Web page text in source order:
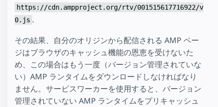
https://cdn.ampproject.org/rtv/001515617716922/v
0.js .
その結果、自分のオリジンから配信される AMP ペー
ジはブラウザのキャッシュ機能の恩恵を受けないた
め、この場合はもう一度（バージョン管理されていな
い）AMP ランタイムをダウンロードしなければなり
ません。サービスワーカーを使用すると、バージョン
管理されていない AMP ランタイムをプリキャッシュ